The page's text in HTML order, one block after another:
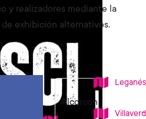
y realizadores mediante la
exhibición alternativos.
Alcorcón
Leganés